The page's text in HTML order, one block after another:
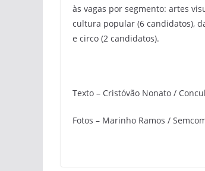
às vagas por segmento: artes
cultura popular (6 candidatos),
e circo (2 candidatos).
Texto – Cristóvão Nonato /
Fotos – Marinho Ramos /